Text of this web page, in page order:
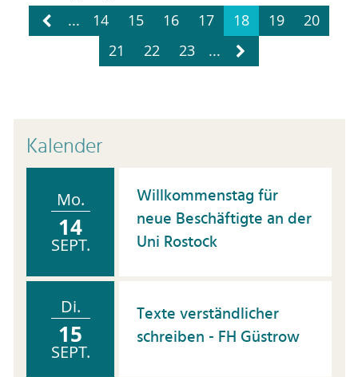
Zusammenarbeit
wissenschaftliche Publikationen
...
14 15 16 17 18 19
20
21
22 23 ...
Kalender
Mo.
14
SEPT.
Willkommenstag für
neue Beschäftigte an der
Uni Rostock
Di.
15
SEPT.
Texte verständlicher
schreiben - FH Güstrow